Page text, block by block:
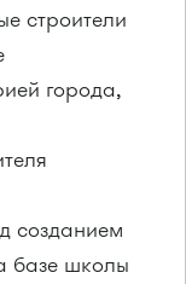
строители
города,
созданием
базе школы